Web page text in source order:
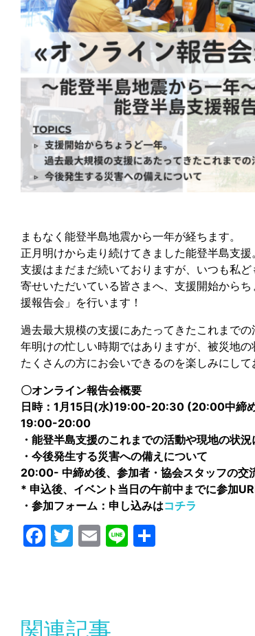
まもなく能登半島地震から一年が経ちます。
正月明けから走り続けてきました能登半島支援。
支援はまだまだ続いておりますが、いつも私
寄せいただいている皆さまへ、支援開始から
援報告会」を行います！
過去最大規模の支援にあたってきたこれまで
年明けの忙しい時期ではありますが、被災地
たくさんの方にお会いできるのを楽しみにし
〇オンライン報告会概要
日時：1月15日(水)19:00-20:30 (20:00中締
19:00-20:00
・能登半島支援のこれまでの活動や現地の状況
・今後発生する災害への備えについて
20:00- 中締め後、参加者・協会スタッフの交
* 申込後、イベント当日の午前中までに参加
・参加フォーム：申し込みはコチラ
Facebook
Twitter
Email
Line
関連記事